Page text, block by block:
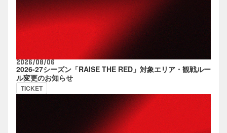
2026/08/06
2026-27シーズン「RAISE THE RED」対象エリア・観戦ルー
ル変更のお知らせ
TICKET